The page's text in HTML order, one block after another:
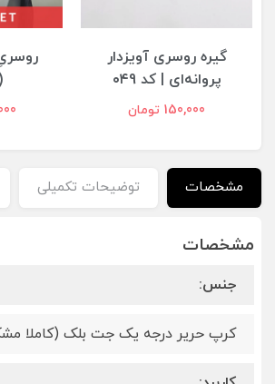
گیره روسری آویزدار
پروانه‌ای | کد ۰۴9
150,000 تومان
مشخصات توضیحات تکمیلی
مشخصات
جنس:
کرپ حریر درجه یک جت بلک (کاملا